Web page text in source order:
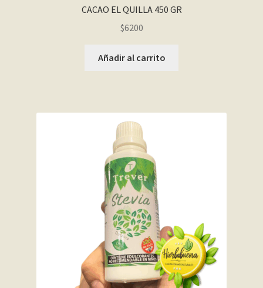
CACAO EL QUILLA 450 GR
$6200
Añadir al carrito